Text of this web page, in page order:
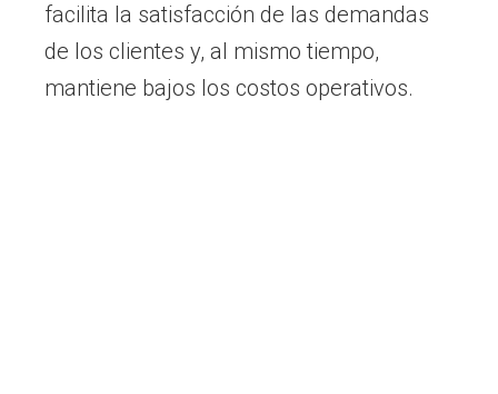
facilita la satisfacción de las demandas
de los clientes y, al mismo tiempo,
mantiene bajos los costos operativos.